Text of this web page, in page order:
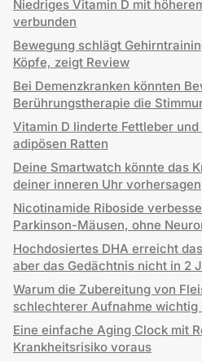
Niedriges Vitamin D mit
verbunden
Bewegung schlägt
Köpfe, zeigt Review
Bei Demenzkranken könnten
Berührungstherapie die
Vitamin D linderte Fettleber
adipösen Ratten
Deine Smartwatch könnte das
deiner inneren Uhr vorhersagen
Nicotinamide Riboside
Parkinson-Mäusen, ohne
Hochdosiertes DHA erreicht
aber das Gedächtnis nicht in 2
Warum die Zubereitung von
schlechterer Aufnahme wichtig
Eine einfache Aging Clock mit
Krankheitsrisiko voraus